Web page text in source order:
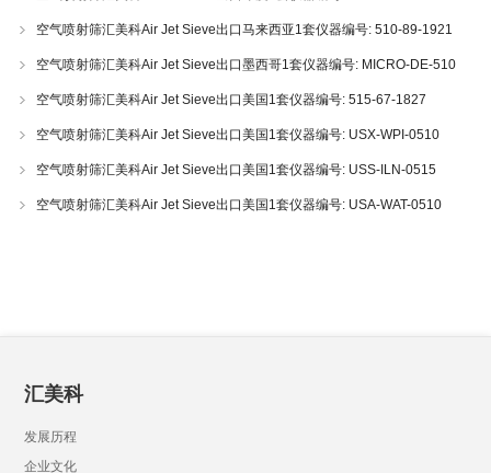
空气喷射筛汇美科Air Jet Sieve出口马来西亚1套仪器编号: 510-89-1921
空气喷射筛汇美科Air Jet Sieve出口墨西哥1套仪器编号: MICRO-DE-510
空气喷射筛汇美科Air Jet Sieve出口美国1套仪器编号: 515-67-1827
空气喷射筛汇美科Air Jet Sieve出口美国1套仪器编号: USX-WPI-0510
空气喷射筛汇美科Air Jet Sieve出口美国1套仪器编号: USS-ILN-0515
空气喷射筛汇美科Air Jet Sieve出口美国1套仪器编号: USA-WAT-0510
汇美科
发展历程
企业文化